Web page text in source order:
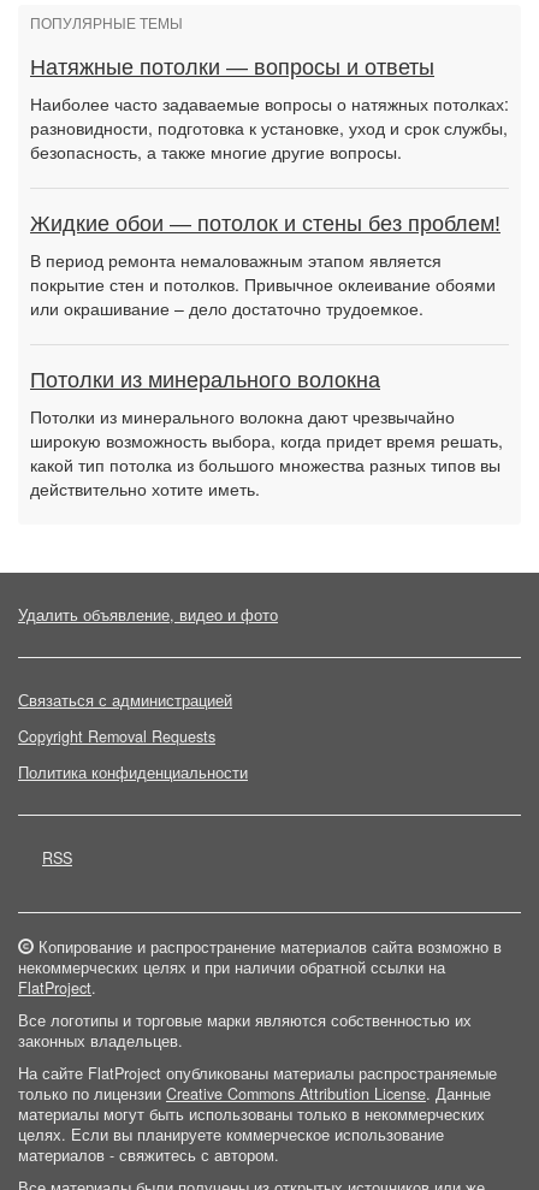
ПОПУЛЯРНЫЕ ТЕМЫ
Натяжные потолки — вопросы и ответы
Наиболее часто задаваемые вопросы о натяжных потолках:
разновидности, подготовка к установке, уход и срок службы,
безопасность, а также многие другие вопросы.
Жидкие обои — потолок и стены без проблем!
В период ремонта немаловажным этапом является
покрытие стен и потолков. Привычное оклеивание обоями
или окрашивание – дело достаточно трудоемкое.
Потолки из минерального волокна
Потолки из минерального волокна дают чрезвычайно
широкую возможность выбора, когда придет время решать,
какой тип потолка из большого множества разных типов вы
действительно хотите иметь.
Удалить объявление, видео и фото
Связаться с администрацией
Copyright Removal Requests
Политика конфиденциальности
RSS
Копирование и распространение материалов сайта возможно в
некоммерческих целях и при наличии обратной ссылки на
FlatProject.
Все логотипы и торговые марки являются собственностью их
законных владельцев.
На сайте FlatProject опубликованы материалы распространяемые
только по лицензии Creative Commons Attribution License. Данные
материалы могут быть использованы только в некоммерческих
целях. Если вы планируете коммерческое использование
материалов - свяжитесь с автором.